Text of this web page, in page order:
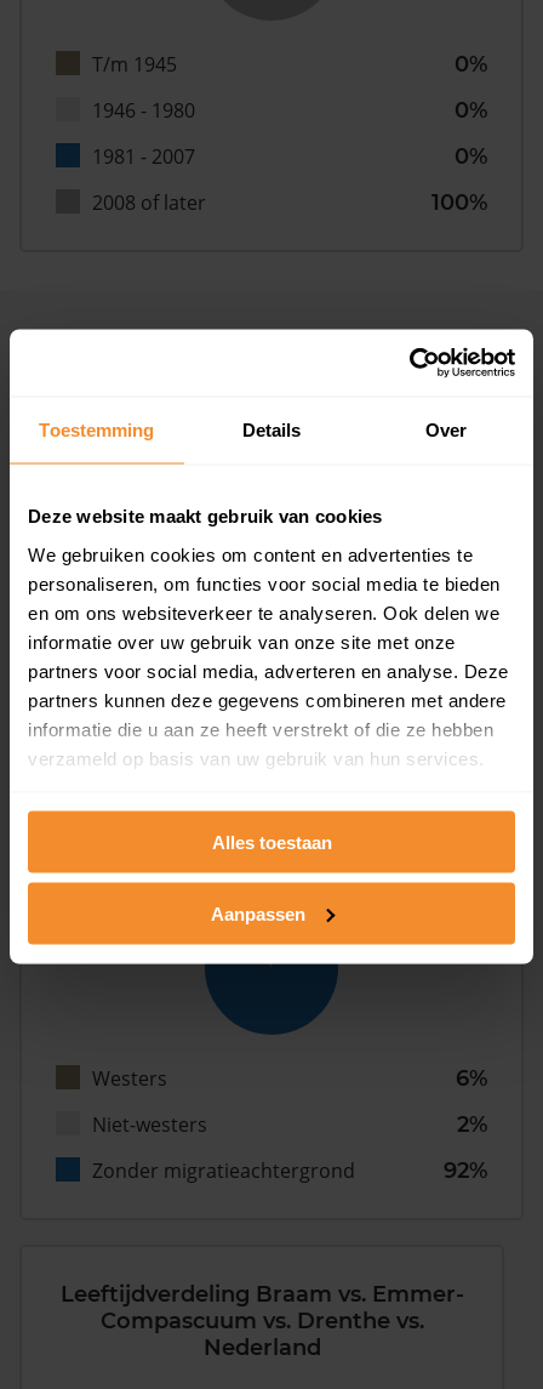
Toestemming Details Over
Deze website maakt gebruik van cookies
We gebruiken cookies om content en advertenties te
personaliseren, om functies voor social media te bieden
en om ons websiteverkeer te analyseren. Ook delen we
informatie over uw gebruik van onze site met onze
partners voor social media, adverteren en analyse. Deze
partners kunnen deze gegevens combineren met andere
informatie die u aan ze heeft verstrekt of die ze hebben
verzameld op basis van uw gebruik van hun services.
Alles toestaan
Aanpassen
T/m 1945
0%
1946 - 1980
0%
1981 - 2007
0%
2008 of later
100%
Type huishoudens
Eénpersoons
29%
Stel (geen kinderen)
35%
Gezin (met kinderen)
36%
Herkomst
Westers
6%
Niet-westers
2%
Zonder migratieachtergrond
92%
Leeftijdverdeling Braam vs. Emmer-
Compascuum vs. Drenthe vs.
Nederland